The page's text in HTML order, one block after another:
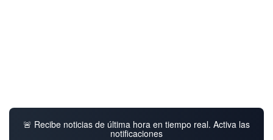
🚨 Recibe noticias de última hora en tiempo real. Activa las
notificaciones